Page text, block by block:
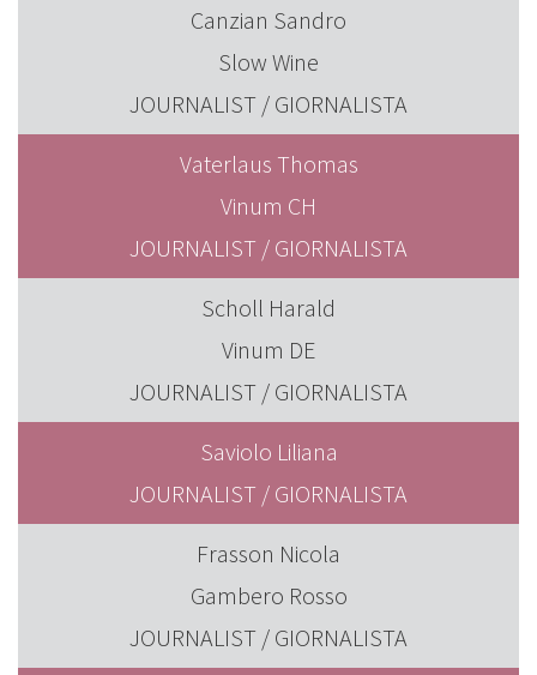
Canzian Sandro
Slow Wine
JOURNALIST / GIORNALISTA
Vaterlaus Thomas
Vinum CH
JOURNALIST / GIORNALISTA
Scholl Harald
Vinum DE
JOURNALIST / GIORNALISTA
Saviolo Liliana
JOURNALIST / GIORNALISTA
Frasson Nicola
Gambero Rosso
JOURNALIST / GIORNALISTA